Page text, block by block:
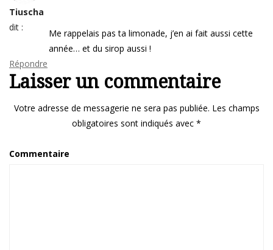
Tiuscha
dit :
Me rappelais pas ta limonade, j’en ai fait aussi cette
année… et du sirop aussi !
Répondre
Laisser un commentaire
Votre adresse de messagerie ne sera pas publiée. Les champs
obligatoires sont indiqués avec *
Commentaire